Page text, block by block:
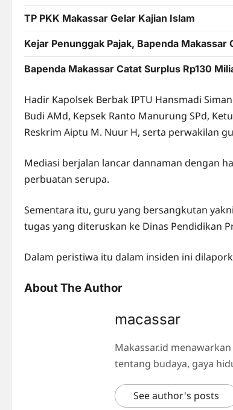
TP PKK Makassar Gelar Kajian Islam
Kejar Penunggak Pajak, Bapenda Makassar
Bapenda Makassar Catat Surplus Rp130
Hadir Kapolsek Berbak IPTU Hansmadi
Budi AMd, Kepsek Ranto Manurung SPd,
Reskrim Aiptu M. Nuur H, serta perwakilan
Mediasi berjalan lancar dannaman dengan
perbuatan serupa.
Sementara itu, guru yang bersangkutan
tugas yang diteruskan ke Dinas Pendidikan
Dalam peristiwa itu dalam insiden ini
About The Author
macassar
Makassar.id
tentang budaya, gaya
See author's posts